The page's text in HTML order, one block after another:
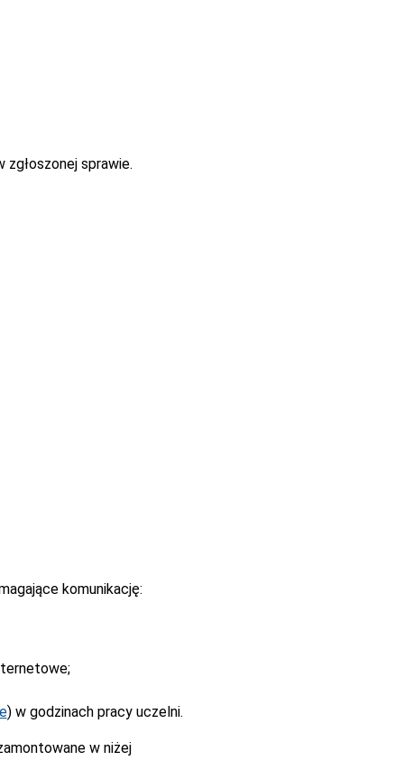
sprawie.
komunikację:
) w godzinach pracy uczelni.
w niżej